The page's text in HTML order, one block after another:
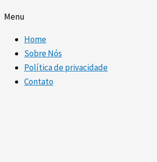
Menu
Home
Sobre Nós
Política de privacidade
Contato